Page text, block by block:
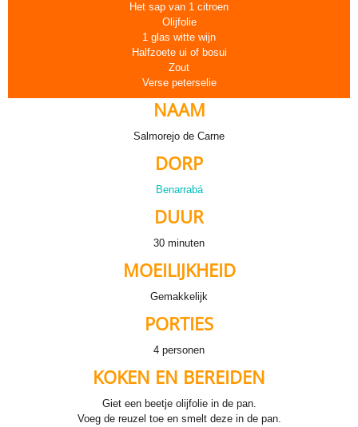
Het sap van 1 citroen
Olijfolie
1 glas witte wijn
Halfzoete ui of bosui
Zout
Verse peterselie
NAAM
Salmorejo de Carne
DORP
Benarrabá
DUUR
30 minuten
MOEILIJKHEID
Gemakkelijk
PORTIES
4 personen
KOKEN EN BEREIDEN
Giet een beetje olijfolie in de pan.
Voeg de reuzel toe en smelt deze in de pan.